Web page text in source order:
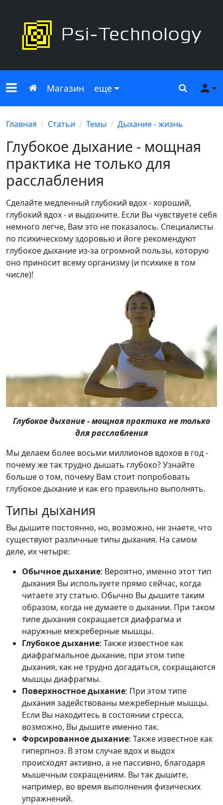
Меню сайта
Главная
Магазин еще Поиск
Главная Статьи Темы Дыхание - жизнь
Глубокое дыхание - мощная
практика не только для
расслабления
Сделайте медленный глубокий вдох - хороший,
глубокий вдох - и выдохните. Если Вы чувствуете себя
немного легче, Вам это не показалось. Специалисты
по психическому здоровью и йоге рекомендуют
глубокое дыхание из-за огромной пользы, которую
оно приносит всему организму (и психике в том
числе)!
Глубокое дыхание - мощная практика не только
для расслабления
Мы делаем более восьми миллионов вдохов в год -
почему же так трудно дышать глубоко? Узнайте
больше о том, почему Вам стоит попробовать
глубокое дыхание и как его правильно выполнять.
Типы дыхания
Вы дышите постоянно, но, возможно, не знаете, что
существуют различные типы дыхания. На самом
деле, их четыре:
Обычное дыхание: Вероятно, именно этот тип
дыхания Вы используете прямо сейчас, когда
читаете эту статью. Обычно Вы дышите таким
образом, когда не думаете о дыхании. При таком
типе дыхания сокращается диафрагма и
наружные межреберные мышцы.
Глубокое дыхание: Также известное как
диафрагмальное дыхание, при этом типе
дыхания, как не трудно догадаться, сокращаются
мышцы диафрагмы.
Поверхностное дыхание: При этом типе
дыхания задействованы межреберные мышцы.
Если Вы находитесь в состоянии стресса,
возможно, Вы дышите именно так.
Форсированное дыхание: Также известное как
гиперпноэ. В этом случае вдох и выдох
происходят активно, а не пассивно, благодаря
мышечным сокращениям. Вы так дышите,
например, во время выполнения физических
упражнений.